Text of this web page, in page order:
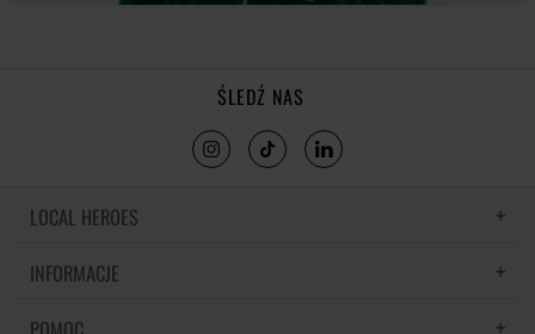
ŚLEDŹ NAS
LOCAL HEROES
LH MEMORIES
INFORMACJE
POLITYKA PRYWATNOŚCI